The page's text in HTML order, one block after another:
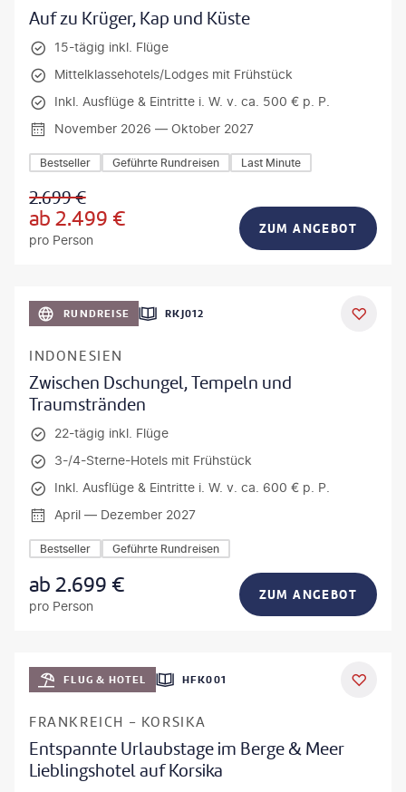
Auf zu Krüger, Kap und Küste
15-tägig inkl. Flüge
Mittelklassehotels/Lodges mit Frühstück
Inkl. Ausflüge & Eintritte i. W. v. ca. 500 € p. P.
November 2026 — Oktober 2027
Bestseller Geführte Rundreisen Last Minute
2.699€
ab2.499 €
pro Person
ZUM ANGEBOT
RUNDREISE RKJ012
INDONESIEN
Zwischen Dschungel, Tempeln und
Traumstränden
22-tägig inkl. Flüge
3-/4-Sterne-Hotels mit Frühstück
Inkl. Ausflüge & Eintritte i. W. v. ca. 600 € p. P.
April — Dezember 2027
Bestseller Geführte Rundreisen
ab2.699 €
pro Person
ZUM ANGEBOT
DEAL
FLUG & HOTEL HFK001
FRANKREICH - KORSIKA
Entspannte Urlaubstage im Berge & Meer
Lieblingshotel auf Korsika